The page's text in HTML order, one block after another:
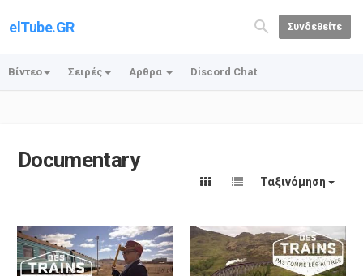
elTube.GR Συνδεθείτε
Βίντεο Σειρές Αρθρα Discord Chat
Documentary
Ταξινόμηση